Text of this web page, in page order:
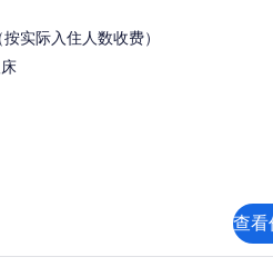
实际入住人数收费）
查看